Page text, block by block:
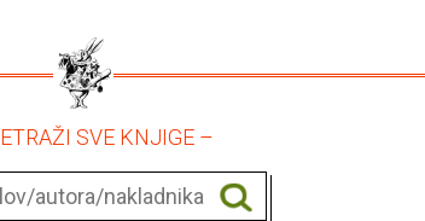
SVE KNJIGE –